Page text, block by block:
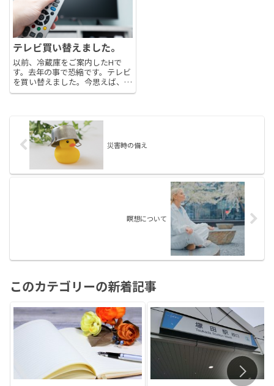
テレビ買い替えました。
以前、冷蔵庫をご案内したHで
す。去年の事で恐縮です。テレビ
を買い替えました。今思えば、そ
れまでのテレビを10年使ってい
ていました。そのテレビは、別の
部屋でまだ使っています。今回
は...
災害時の備え
瞑想について
このカテゴリーの新着記事